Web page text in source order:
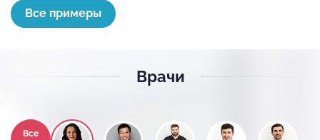
Все примеры
Врачи
Все